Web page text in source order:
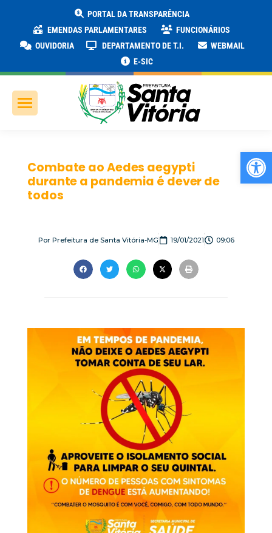
PORTAL DA TRANSPARÊNCIA
EMENDAS PARLAMENTARES
FUNCIONÁRIOS
OUVIDORIA
DEPARTAMENTO DE T.I.
WEBMAIL
E-SIC
Combate ao Aedes aegypti
durante a pandemia é dever de
todos
PorPrefeitura de Santa Vitória-MG 19/01/2021 09:06